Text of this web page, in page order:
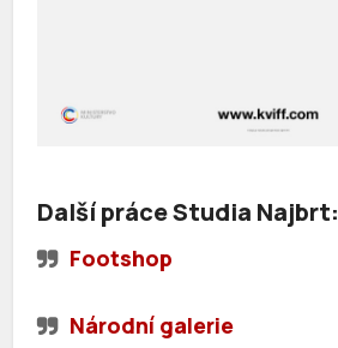
Další práce Studia Najbrt:
Footshop
Národní galerie